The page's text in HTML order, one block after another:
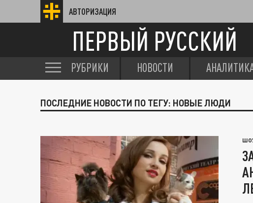
АВТОРИЗАЦИЯ
ПЕРВЫЙ РУССКИЙ
РУБРИКИ НОВОСТИ
ПОСЛЕДНИЕ НОВОСТИ ПО ТЕГУ: НОВЫЕ ЛЮДИ